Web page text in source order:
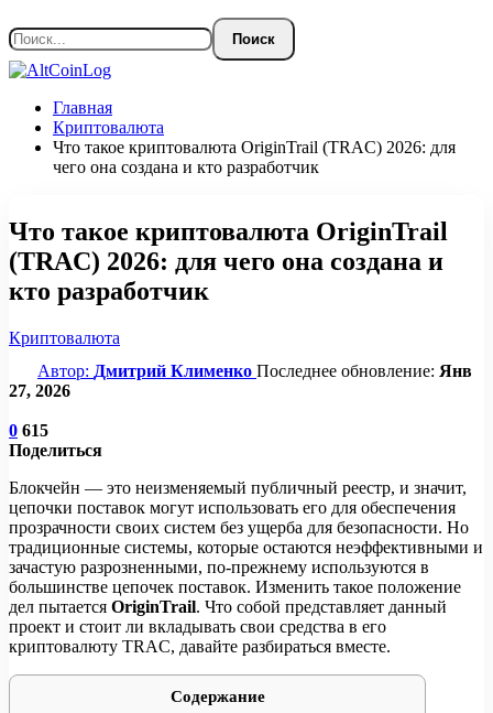
Главная
Криптовалюта
Что такое криптовалюта OriginTrail (TRAC) 2026: для
чего она создана и кто разработчик
Что такое криптовалюта OriginTrail
(TRAC) 2026: для чего она создана и
кто разработчик
Криптовалюта
Автор: Дмитрий Клименко Последнее обновление: Янв
27, 2026
0 615
Поделиться
Блокчейн — это неизменяемый публичный реестр, и значит,
цепочки поставок могут использовать его для обеспечения
прозрачности своих систем без ущерба для безопасности. Но
традиционные системы, которые остаются неэффективными и
зачастую разрозненными, по-прежнему используются в
большинстве цепочек поставок. Изменить такое положение
дел пытается OriginTrail. Что собой представляет данный
проект и стоит ли вкладывать свои средства в его
криптовалюту TRAC, давайте разбираться вместе.
Содержание